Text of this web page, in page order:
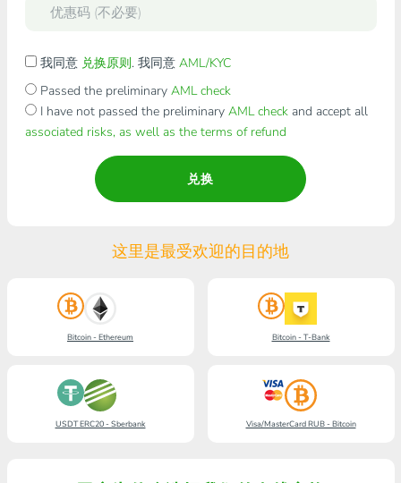
我同意 兑换原则. 我同意 AML/KYC
Passed the preliminary AML check
I have not passed the preliminary AML checkand accept all
associated risks, as well as the terms of refund
兑换
这里是最受欢迎的目的地
Bitcoin - Ethereum Bitcoin - T-Bank
USDT ERC20 - Sberbank Visa/MasterCard RUB - Bitcoin